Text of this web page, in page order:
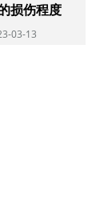
损伤程度
03-13